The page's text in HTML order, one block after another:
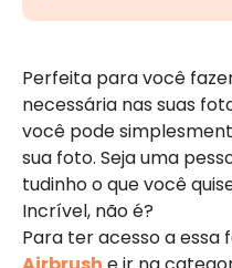
Perfeita para você
necessária nas suas
você pode
sua foto. Seja uma
tudinho o que você
Incrível, não é?
Para ter acesso a